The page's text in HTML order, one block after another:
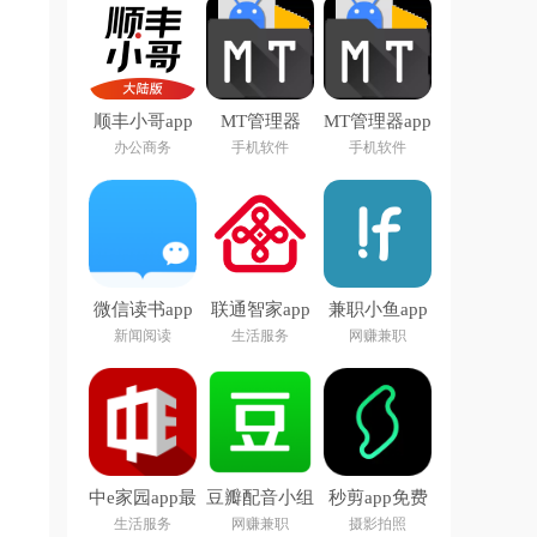
顺丰小哥app
下载
办公商务
MT管理器
2026官方最
新版本
手机软件
MT管理器app
官方版下载
手机软件
微信读书app
下载安装官方
版
新闻阅读
联通智家app
官方正版
生活服务
兼职小鱼app
网赚兼职
中e家园app最
新版下载安装
生活服务
豆瓣配音小组
app
网赚兼职
秒剪app免费
版
摄影拍照